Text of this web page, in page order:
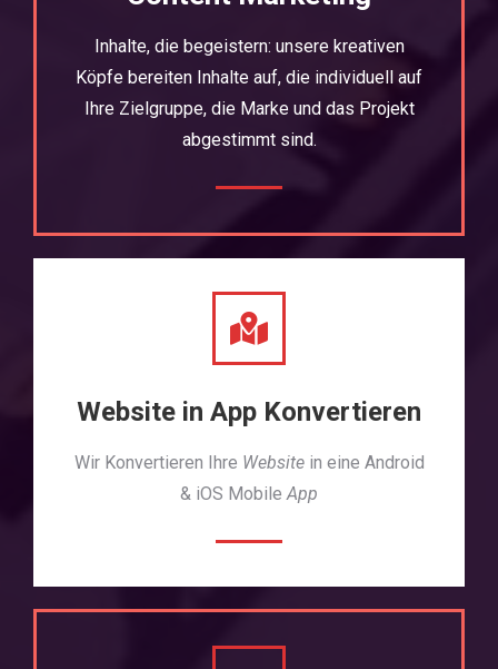
Inhalte, die begeistern: unsere kreativen
Köpfe bereiten Inhalte auf, die individuell auf
Ihre Zielgruppe, die Marke und das Projekt
abgestimmt sind.
Website in App Konvertieren
Wir Konvertieren Ihre Websitein eine Android
& iOS MobileApp